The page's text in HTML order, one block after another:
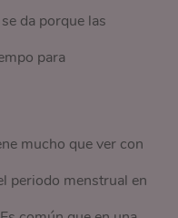
da porque las
para
mucho que ver con
periodo menstrual en